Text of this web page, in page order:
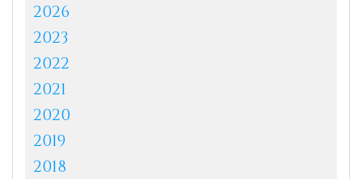
2026
2023
2022
2021
2020
2019
2018